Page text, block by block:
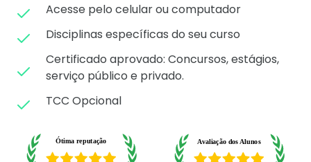
Acesse pelo celular ou computador
Disciplinas específicas do seu curso
Certificado aprovado: Concursos, estágios,
serviço público e privado.
TCC Opcional